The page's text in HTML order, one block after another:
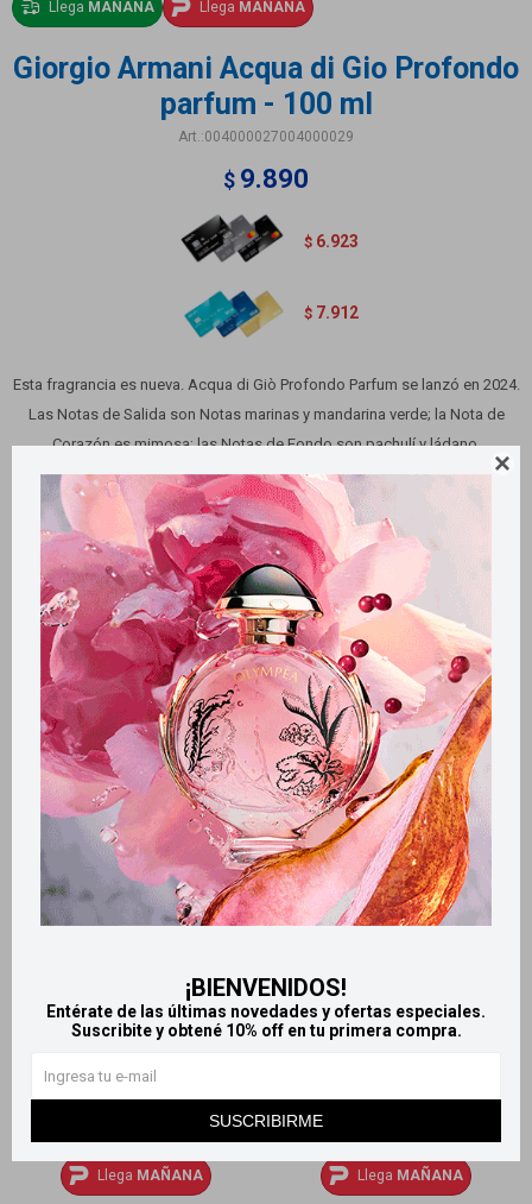

¡BIENVENIDOS!
Entérate de las últimas novedades y ofertas especiales.
Suscribite y obtené 10% off en tu primera compra.
SUSCRIBIRME
Llega MAÑANA Llega MAÑANA
Giorgio Armani Acqua di Gio Profondo
parfum - 100 ml
004000027004000029
$ 9.890
$ 6.923
$ 7.912
Esta fragrancia es nueva. Acqua di Giò Profondo Parfum se lanzó en 2024.
Las Notas de Salida son Notas marinas y mandarina verde; la Nota de
Corazón es mimosa; las Notas de Fondo son pachulí y ládano.
Variantes:
Métodos y costos de envío
Retiros gratuitos en tiendas
Productos que te pueden interesar
Llega MAÑANA Llega MAÑANA